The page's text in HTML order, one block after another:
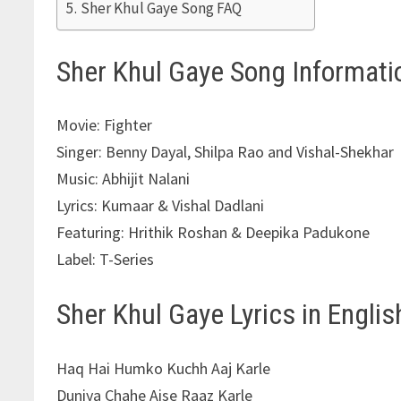
Sher Khul Gaye Song FAQ
Sher Khul Gaye Song
Movie: Fighter
Singer: Benny Dayal, Shilpa Rao and Vishal-Shekhar
Music: Abhijit Nalani
Lyrics: Kumaar & Vishal Dadlani
Featuring: Hrithik Roshan & Deepika Padukone
Label: T-Series
Sher Khul Gaye Lyrics in
Haq Hai Humko Kuchh Aaj Karle
Duniya Chahe Aise Raaz Karle